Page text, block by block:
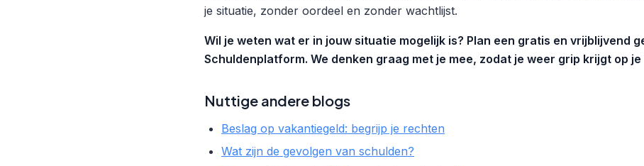
je situatie, zonder oordeel en zonder wachtlijst.
Wil je weten wat er in jouw situatie mogelijk is? Plan een gratis en vrijblijvend
Schuldenplatform. We denken graag met je mee, zodat je weer grip krijgt op je
Nuttige andere blogs
Beslag op vakantiegeld: begrijp je rechten
Wat zijn de gevolgen van schulden?